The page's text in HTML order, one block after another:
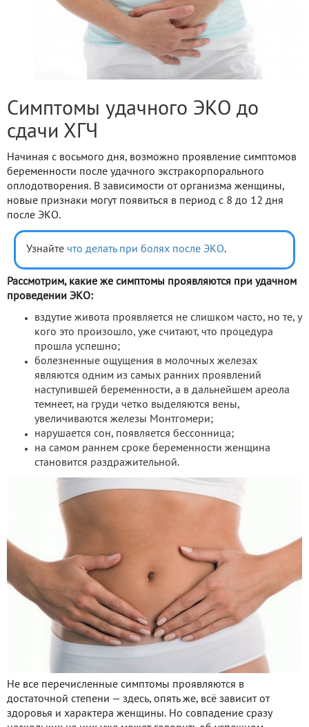
Симптомы удачного ЭКО до
сдачи ХГЧ
Начиная с восьмого дня, возможно проявление симптомов
беременности после удачного экстракорпорального
оплодотворения. В зависимости от организма женщины,
новые признаки могут появиться в период с 8 до 12 дня
после ЭКО.
Узнайте что делать при болях после ЭКО.
Рассмотрим, какие же симптомы проявляются при удачном
проведении ЭКО:
вздутие живота проявляется не слишком часто, но те, у
кого это произошло, уже считают, что процедура
прошла успешно;
болезненные ощущения в молочных железах
являются одним из самых ранних проявлений
наступившей беременности, а в дальнейшем ареола
темнеет, на груди четко выделяются вены,
увеличиваются железы Монтгомери;
нарушается сон, появляется бессонница;
на самом раннем сроке беременности женщина
становится раздражительной.
Не все перечисленные симптомы проявляются в
достаточной степени — здесь, опять же, всё зависит от
здоровья и характера женщины. Но совпадение сразу